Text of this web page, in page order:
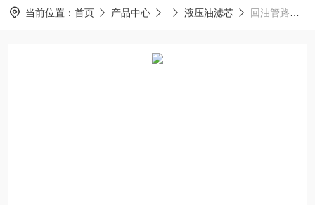
当前位置： 首页 产品中心 液压油滤芯 回油管路液压系统滤芯0280D003BH3HC